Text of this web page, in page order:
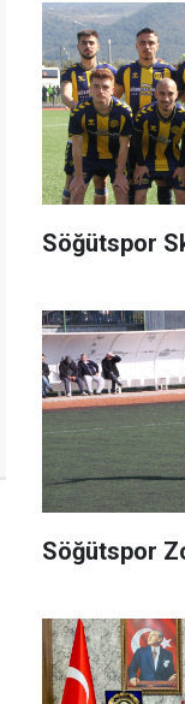
Söğütspor
Söğütspor